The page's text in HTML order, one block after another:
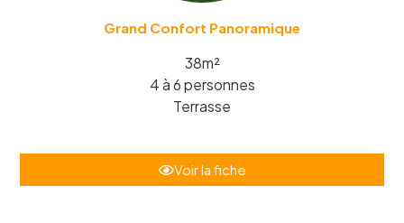
Grand Confort Panoramique
38m²
4 à 6 personnes
Terrasse
Voir la fiche